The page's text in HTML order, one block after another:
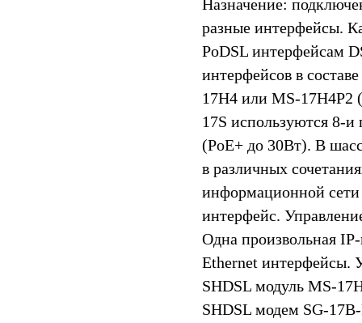
Назначение:
разные интерфейсы.
PoDSL интерфейсам
интерфейсов в
17H4 или MS-17H4P2
17S используются 8-
(PoE+ до 30Вт). В
в различных
информационной
интерфейс.
Одна произвольная
Ethernet интерфейсы.
SHDSL модуль MS-
SHDSL модем SG-